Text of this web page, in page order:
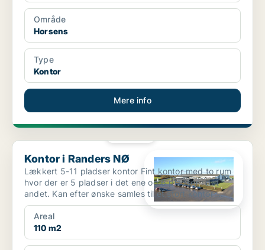
Område
Horsens
Type
Kontor
Mere info
Kontor i Randers NØ
Kontor i Randers NØ
Lækkert 5-11 pladser kontor Fint kontor med to rum
hvor der er 5 pladser i det ene og 6 pladser i det
andet. Kan efter ønske samles til et stort kontor ...
Areal
110 m2